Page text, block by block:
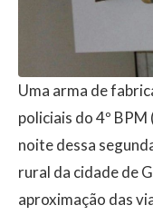
Uma arma de
policiais do 4º
noite dessa
rural da cidade de
aproximação das